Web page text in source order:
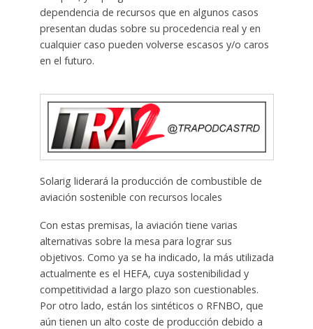
dependencia de recursos que en algunos casos
presentan dudas sobre su procedencia real y en
cualquier caso pueden volverse escasos y/o caros
en el futuro.
Solarig liderará la producción de combustible de
aviación sostenible con recursos locales
Con estas premisas, la aviación tiene varias
alternativas sobre la mesa para lograr sus
objetivos. Como ya se ha indicado, la más utilizada
actualmente es el HEFA, cuya sostenibilidad y
competitividad a largo plazo son cuestionables.
Por otro lado, están los sintéticos o RFNBO, que
aún tienen un alto coste de producción debido a